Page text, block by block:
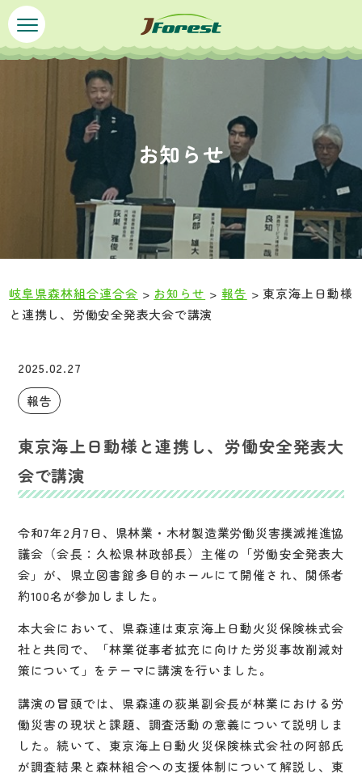
ペ
ー
ジ
メ
ニ
ュ
お知らせ
岐阜県森林組合連合会 > お知らせ > 報告 > 東京海上日動様
と連携し、労働安全発表大会で講演
2025.02.27
報告
東京海上日動様と連携し、労働安全発表大
会で講演
令和7年2月7日、県林業・木材製造業労働災害撲滅推進協
議会（会長：久松県林政部長）主催の「労働安全発表大
会」が、県立図書館多目的ホールにて開催され、関係者
約100名が参加しました。
本大会において、県森連は東京海上日動火災保険株式会
社と共同で、「林業従事者拡充に向けた労災事故削減対
策について」をテーマに講演を行いました。
講演の冒頭では、県森連の荻巣副会長が林業における労
働災害の現状と課題、調査活動の意義について説明しま
した。続いて、東京海上日動火災保険株式会社の阿部氏
が調査結果と森林組合への支援体制について解説し、東